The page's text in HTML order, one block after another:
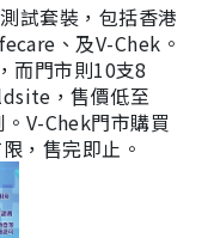
試套裝，包括香港
、及V-Chek。
而門市則10支8
，售價低至
V-Chek門市購買
，售完即止。